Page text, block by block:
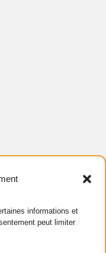
informations et
peut limiter